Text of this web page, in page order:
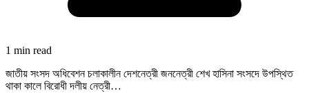
1 min read
জাতীয় সংসদ অধিবেশন চলাকালীন দেশনেত্রী জননেত্রী শেখ হাসিনা সংসদে উপস্থিত
থাকা কালে বিরোধী দলীয় নেত্রী…